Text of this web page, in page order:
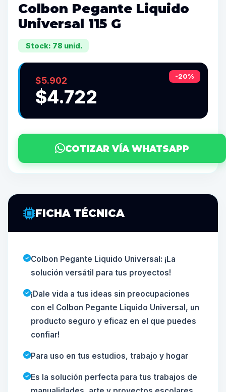
Colbon Pegante Liquido
Universal 115 G
Stock: 78 unid.
-20%
$5.902
$4.722
COTIZAR VÍA WHATSAPP
FICHA TÉCNICA
Colbon Pegante Liquido Universal: ¡La
solución versátil para tus proyectos!
¡Dale vida a tus ideas sin preocupaciones
con el Colbon Pegante Liquido Universal, un
producto seguro y eficaz en el que puedes
confiar!
Para uso en tus estudios, trabajo y hogar
Es la solución perfecta para tus trabajos de